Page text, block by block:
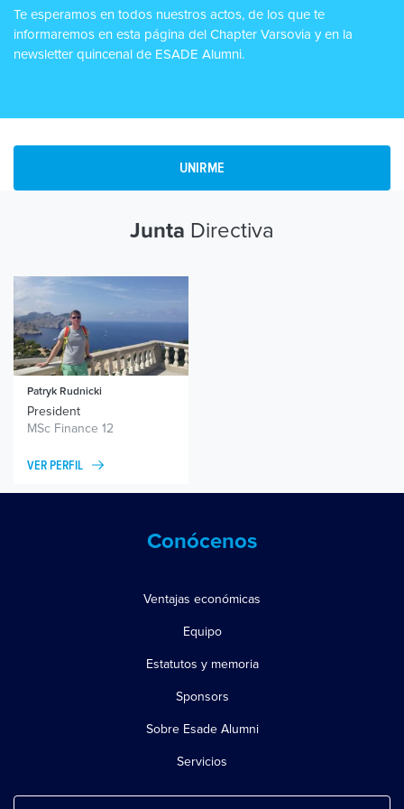
Te esperamos en todos nuestros actos, de los que te
informaremos en esta página del Chapter Varsovia y en la
newsletter quincenal de ESADE Alumni.
UNIRME
Junta Directiva
Patryk Rudnicki
President
MSc Finance 12
VER PERFIL
Conócenos
Ventajas económicas
Equipo
Estatutos y memoria
Sponsors
Sobre Esade Alumni
Servicios